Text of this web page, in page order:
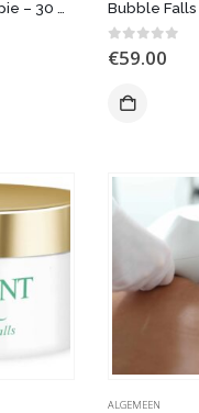
0out of 5
€59.00
ALGEMEEN